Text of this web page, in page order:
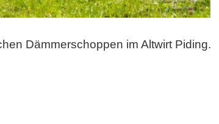
Dämmerschoppen im Altwirt Piding.